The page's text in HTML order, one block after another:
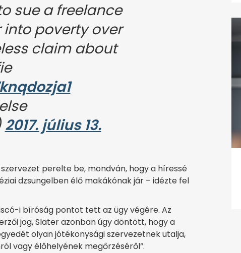
sue a freelance
poverty over
claim about
2017. július 13.
perelte be, mondván, hogy a híressé
dzsungelben élő makákónak jár – idézte fel
i bíróság pontot tett az ügy végére. Az
jog, Slater azonban úgy döntött, hogy a
olyan jótékonysági szervezetnek utalja,
vagy élőhelyének megőrzéséről”.